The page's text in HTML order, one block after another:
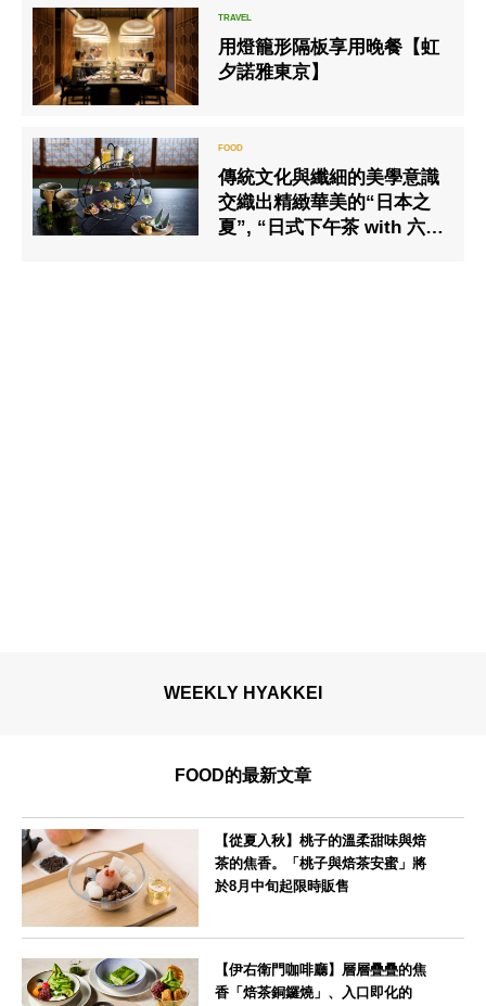
用燈籠形隔板享用晚餐【虹
夕諾雅東京】
傳統文化與纖細的美學意識
交織出精緻華美的“日本之
夏”, “日式下午茶 with 六地
WEEKLY HYAKKEI
FOOD的最新文章
【從夏入秋】桃子的溫柔甜味與焙
茶的焦香。「桃子與焙茶安蜜」將
於8月中旬起限時販售
【伊右衛門咖啡廳】層層疊疊的焦
香「焙茶銅鑼燒」、入口即化的